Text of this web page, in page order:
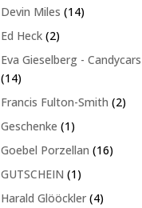
Devin Miles 1414
Ed Heck 22
Produkte
Eva Gieselberg - Candycars
1414
Produkte
Francis Fulton-Smith 22
Geschenke 11
Produkt
Goebel Porzellan 1616
GUTSCHEIN 11
Produkt
Harald Glööckler 44